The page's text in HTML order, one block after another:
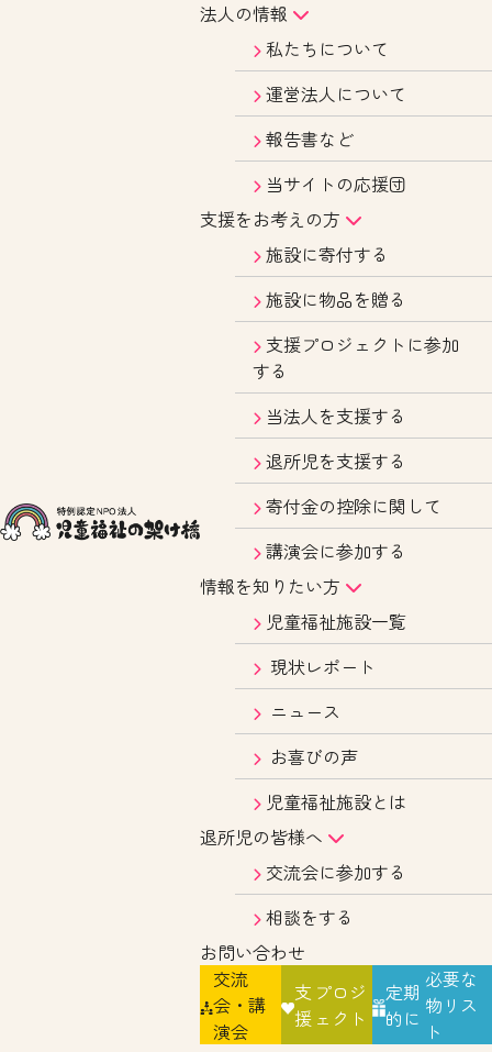
法人の情報
私たちについて
運営法人について
報告書など
当サイトの応援団
支援をお考えの方
施設に寄付する
施設に物品を贈る
支援プロジェクトに参加
する
当法人を支援する
退所児を支援する
寄付金の控除に関して
講演会に参加する
情報を知りたい方
児童福祉施設一覧
現状レポート
ニュース
お喜びの声
児童福祉施設とは
退所児の皆様へ
交流会に参加する
相談をする
お問い合わせ
交流
会・講
演会
支
援
プロジ
ェクト
定期
的に
必要な
物リス
ト